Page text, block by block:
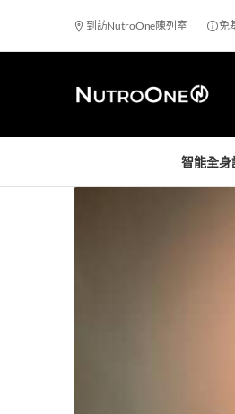
到訪NutroOne陳列室 免
智能全身